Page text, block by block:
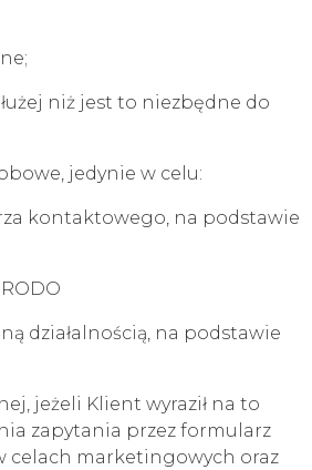
niż jest to niezbędne do
jedynie w celu:
kontaktowego, na podstawie
działalnością, na podstawie
jeżeli Klient wyraził na to
zapytania przez formularz
celach marketingowych oraz